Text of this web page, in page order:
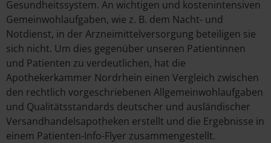
Gesundheitssystem. An wichtigen und kostenintensiven
Gemeinwohlaufgaben, wie z. B. dem Nacht- und
Notdienst, in der Arzneimittelversorgung beteiligen sie
sich nicht. Um dies gegenüber unseren Patientinnen
und Patienten zu verdeutlichen, hat die
Apothekerkammer Nordrhein einen Vergleich zwischen
den rechtlich vorgeschriebenen Allgemeinwohlaufgaben
und Qualitätsstandards deutscher und ausländischer
Versandhandelsapotheken erstellt und die Ergebnisse in
einem Patienten-Info-Flyer zusammengestellt.